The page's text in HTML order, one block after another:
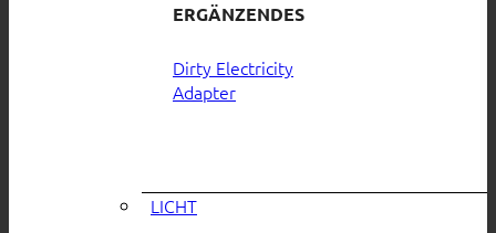
ERGÄNZENDES
Dirty Electricity
Adapter
LICHT